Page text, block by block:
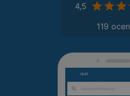
4,5
119 ocen